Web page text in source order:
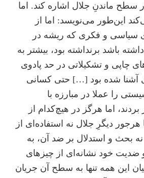
سطح ماندنِ جلال اشاره کند. اما
این‌طور می‌نویسد: اما از
سیاسی و فکری که ریشه در
باشد برنداشته بود، بیشتر به
چاپی و تشکیلاتی در حد پادوی
آشنا شده بود […] حتی کسانی
را عملا در مبارزه با
اما هرگز در هیچ‌کدام از
دیگرِ جلال نه استفاده‌ای از
بحث و استدلال بر ضد آن، به
ضدیت خود نشانه‌ای از چیزهای
این همه تنها به سطح آن جریان